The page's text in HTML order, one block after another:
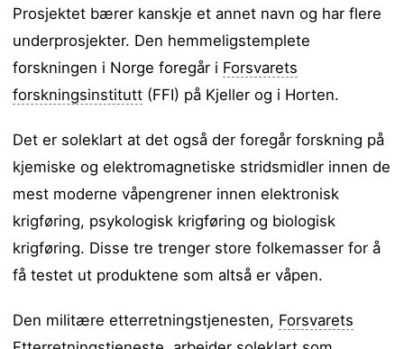
Prosjektet bærer kanskje et annet navn og har flere
underprosjekter. Den hemmeligstemplete
forskningen i Norge foregår i Forsvarets
forskningsinstitutt (FFI) på Kjeller og i Horten.
Det er soleklart at det også der foregår forskning på
kjemiske og elektromagnetiske stridsmidler innen de
mest moderne våpengrener innen elektronisk
krigføring, psykologisk krigføring og biologisk
krigføring. Disse tre trenger store folkemasser for å
få testet ut produktene som altså er våpen.
Den militære etterretningstjenesten, Forsvarets